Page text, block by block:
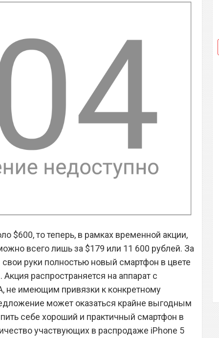
$600, то теперь, в рамках временной акции,
всего лишь за $179 или 11 600 рублей. За
свои руки полностью новый смартфон в цвете
распространяется на аппарат с
не имеющим привязки к конкретному
может оказаться крайне выгодным
себе хороший и практичный смартфон в
участвующих в распродаже iPhone 5